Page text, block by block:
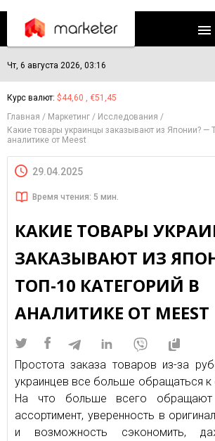
Чт, 6 августа 2026, 03:16
Курс валют: $44,60 , €51,45
Главная
Маркетинг
Исследования
Какие товары украинцы заказывают из Японии? —
аналитике от Meest
29.04.2025
Время чтения: 5 мин.
КАКИЕ ТОВАРЫ
ЗАКАЗЫВАЮТ ИЗ
ТОП-10 КАТЕГОРИЙ В
АНАЛИТИКЕ ОТ MEEST
Простота заказа товаров из-за
украинцев все больше обращаться к
На что больше всего обращают
ассортимент, уверенность в
и возможность сэкономить,